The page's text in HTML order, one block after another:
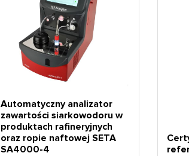
Automatyczny analizator
zawartości siarkowodoru w
produktach rafineryjnych
oraz ropie naftowej SETA
SA4000-4